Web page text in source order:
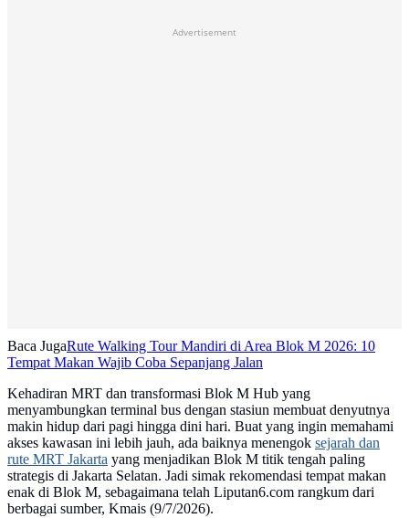
Advertisement
Baca JugaRute Walking Tour Mandiri di Area Blok M 2026: 10
Tempat Makan Wajib Coba Sepanjang Jalan
Kehadiran MRT dan transformasi Blok M Hub yang
menyambungkan terminal bus dengan stasiun membuat denyutnya
makin hidup dari pagi hingga dini hari. Buat yang ingin memahami
akses kawasan ini lebih jauh, ada baiknya menengok sejarah dan
rute MRT Jakarta yang menjadikan Blok M titik tengah paling
strategis di Jakarta Selatan. Jadi simak rekomendasi tempat makan
enak di Blok M, sebagaimana telah Liputan6.com rangkum dari
berbagai sumber, Kmais (9/7/2026).